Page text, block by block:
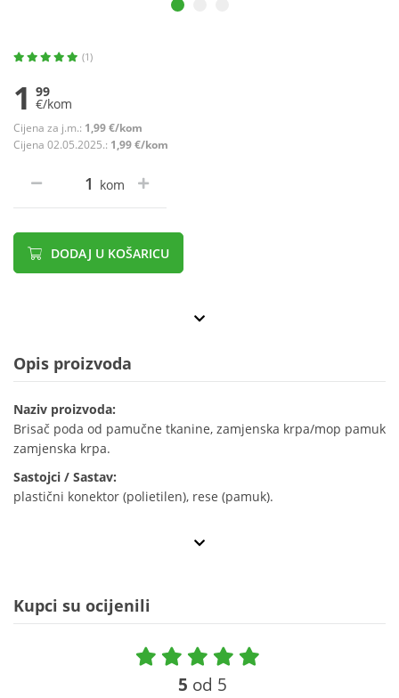
(1)
1 99
€/kom
Cijena za j.m.: 1,99 €/kom
Cijena 02.05.2025.: 1,99 €/kom
kom
DODAJ U KOŠARICU
Opis proizvoda
Naziv proizvoda:
Brisač poda od pamučne tkanine, zamjenska krpa/mop pamuk
zamjenska krpa.
Sastojci / Sastav:
plastični konektor (polietilen), rese (pamuk).
Kupci su ocijenili
5 od 5